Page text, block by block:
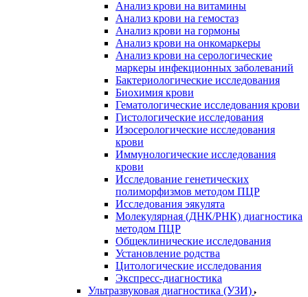
Анализ крови на витамины
Анализ крови на гемостаз
Анализ крови на гормоны
Анализ крови на онкомаркеры
Анализ крови на серологические
маркеры инфекционных заболеваний
Бактериологические исследования
Биохимия крови
Гематологические исследования крови
Гистологические исследования
Изосерологические исследования
крови
Иммунологические исследования
крови
Исследование генетических
полиморфизмов методом ПЦР
Исследования эякулята
Молекулярная (ДНК/РНК) диагностика
методом ПЦР
Общеклинические исследования
Установление родства
Цитологические исследования
Экспресс-диагностика
Ультразвуковая диагностика (УЗИ)